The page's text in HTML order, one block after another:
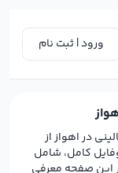
ورود | ثبت نام
در اهواز از
کامل، شامل
این صفحه معرفی